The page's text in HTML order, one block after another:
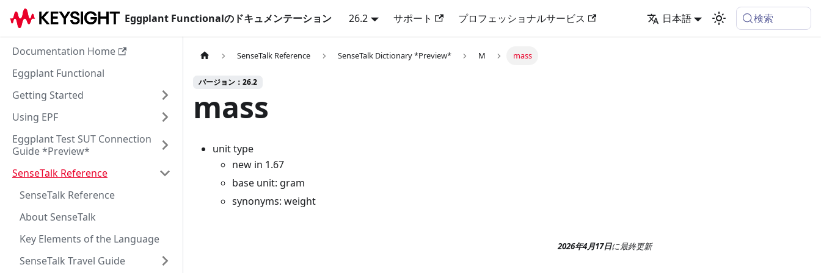
Eggplant Functionalのドキュメンテーション 26.2 サポート プロフェッショナルサービス 日本語 検索
Documentation Home
Eggplant Functional
Getting Started
Using EPF
Eggplant Test SUT Connection
Guide *Preview*
SenseTalk Reference
SenseTalk Reference
About SenseTalk
Key Elements of the Language
SenseTalk Travel Guide
SenseTalk Reference SenseTalk Dictionary *Preview* M mass
バージョン：26.2
mass
unit type
new in 1.67
base unit: gram
synonyms: weight
2026年4月17日に最終更新